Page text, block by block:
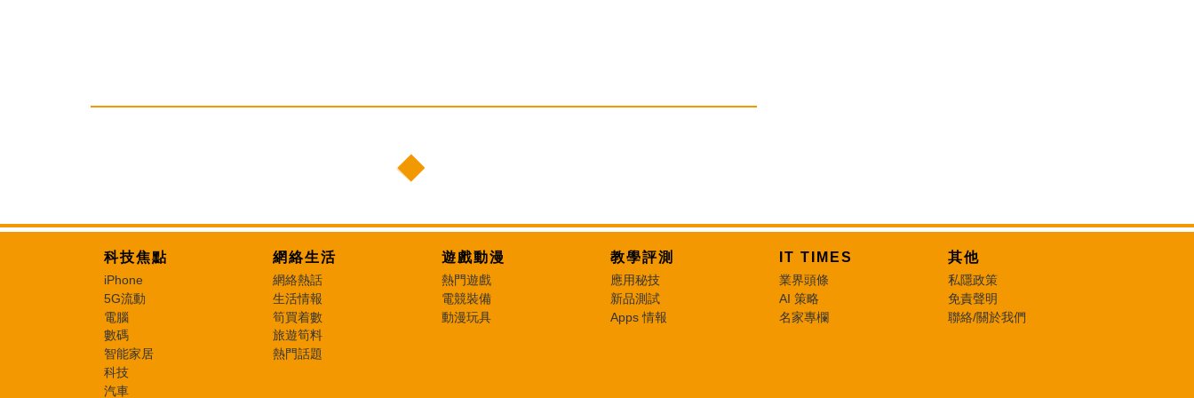
科技焦點
iPhone
5G流動
電腦
數碼
智能家居
科技
汽車
網絡生活
網絡熱話
生活情報
筍買着數
旅遊筍料
熱門話題
遊戲動漫
熱門遊戲
電競裝備
動漫玩具
教學評測
應用秘技
新品測試
Apps 情報
IT TIMES
業界頭條
AI 策略
名家專欄
其他
私隱政策
免責聲明
聯絡/關於我們